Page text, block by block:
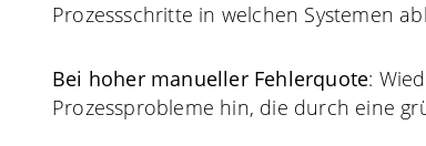
Prozessschritte in welchen Systemen
Bei hoher manueller Fehlerquote:
Prozessprobleme hin, die durch eine